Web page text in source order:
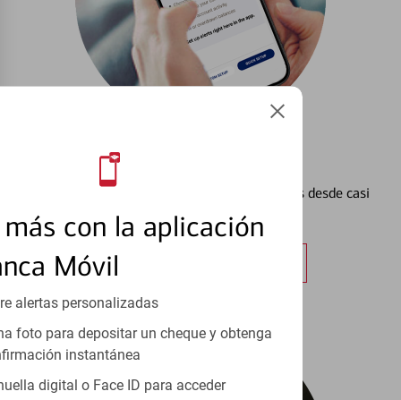
con la aplicación
Móvil
alertas personalizadas
foto para depositar un cheque y obtenga
instantánea
digital o Face ID para acceder
Vea cómo mantener el control de sus finanzas desde casi
cualquier lugar.